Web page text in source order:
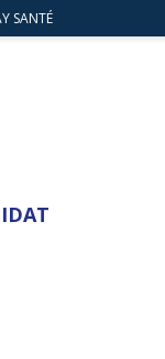
SANTÉ